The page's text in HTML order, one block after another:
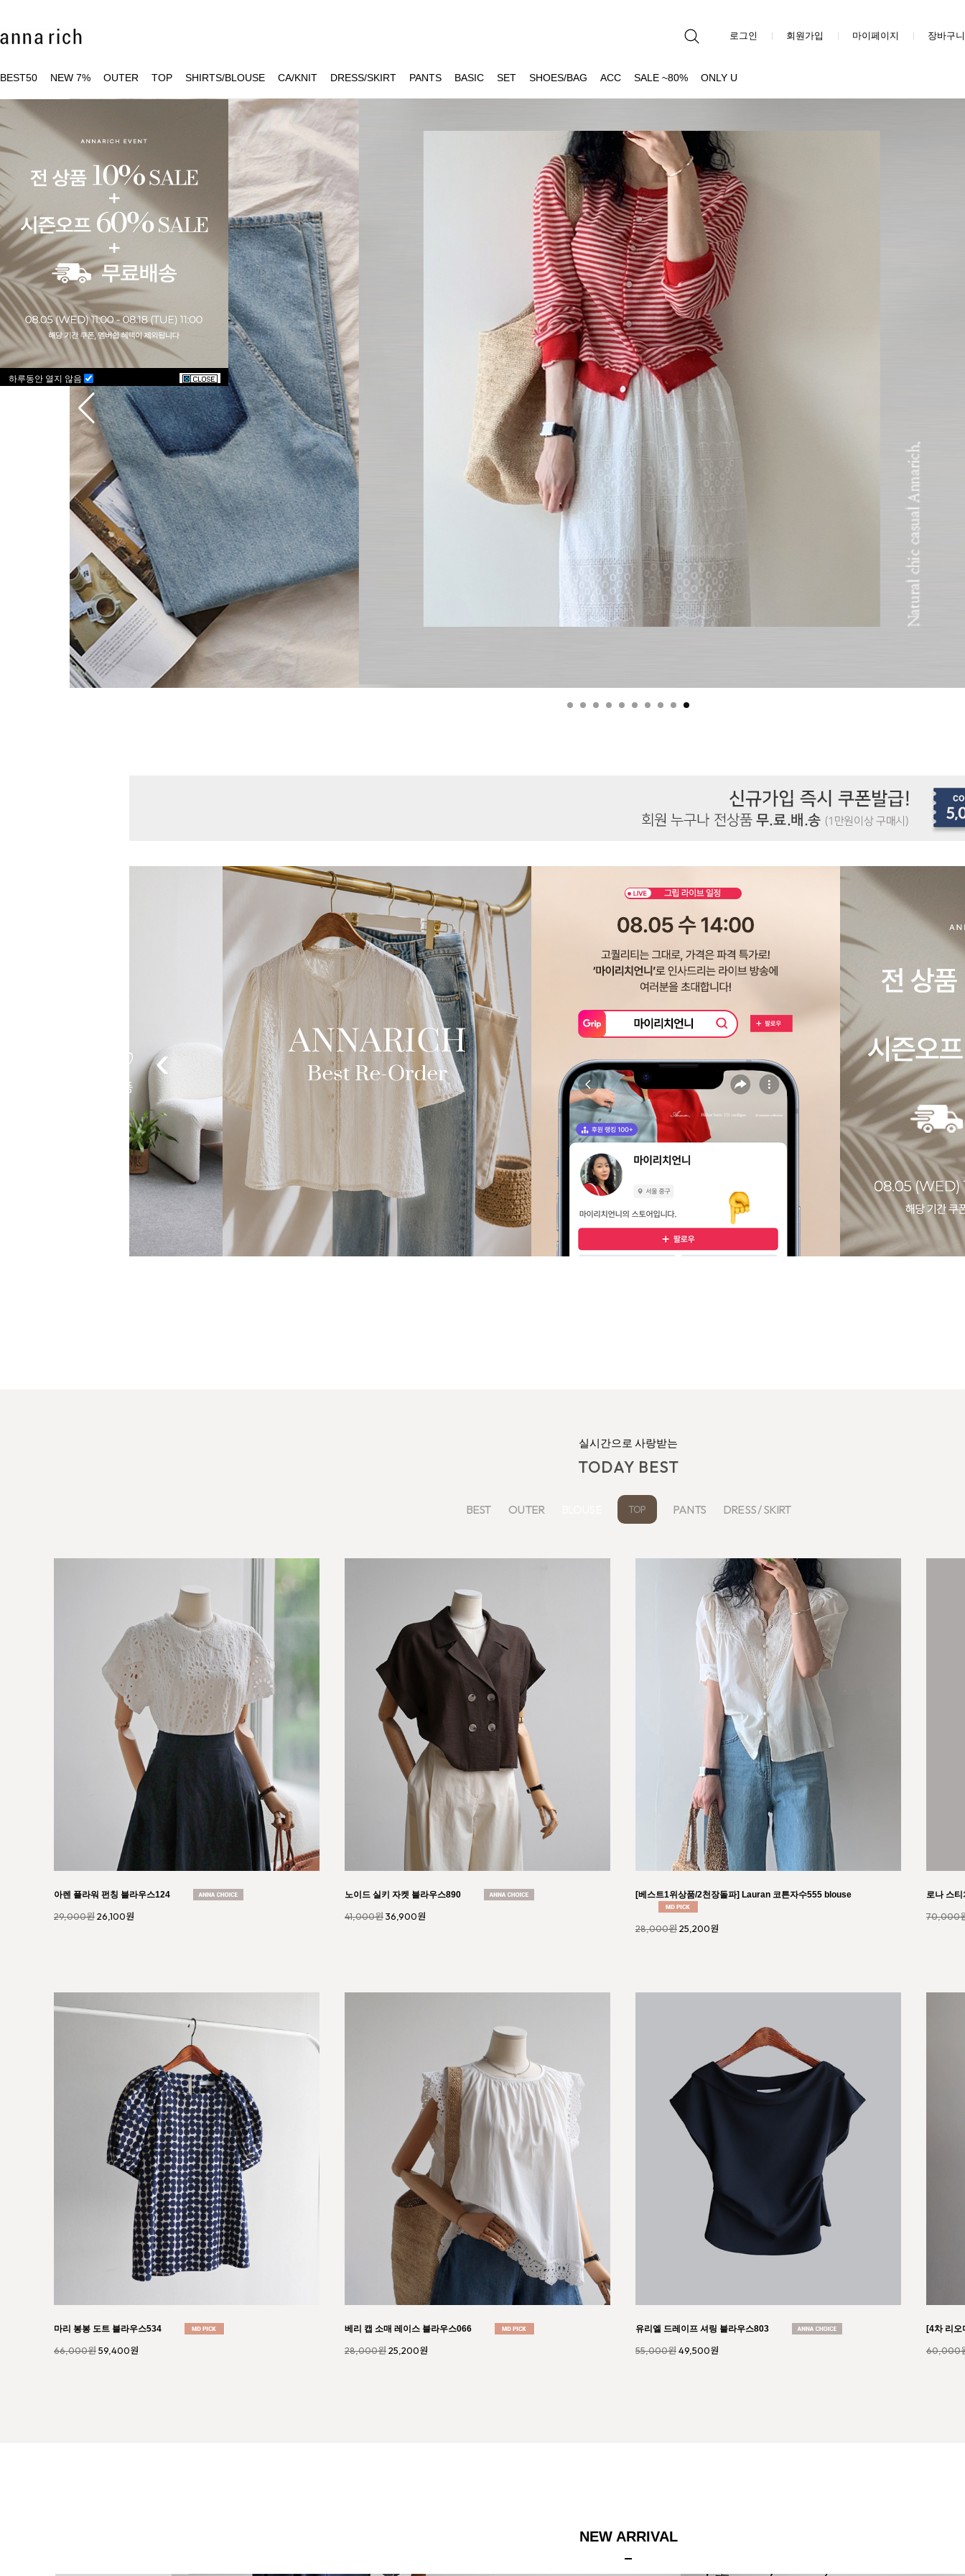
로그인 회원가입 마이페이지 장바구니
BEST50 NEW 7% OUTER TOP SHIRTS/BLOUSE CA/KNIT DRESS/SKIRT PANTS BASIC SET SHOES/BAG ACC SALE ~80% ONLY U
실시간으로 사랑받는
TODAY BEST
BEST OUTER TOP PANTS DRESS / SKIRT
피핀 레이스 자수 슬리브리스833
30,000원 27,000원
코튼 모달 슬림 스탠다드핏 티셔츠111
21,000원18,900원
라비 홀가 플리츠 티셔츠109
36,000원32,400원
모이 5부
22,000
하루동안 열지 않음